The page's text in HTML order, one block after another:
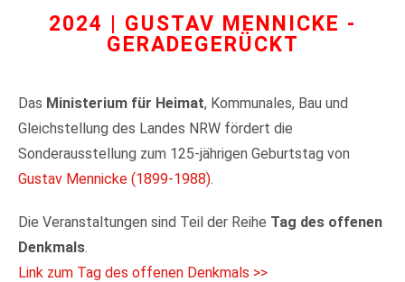
2024 | GUSTAV MENNICKE -
GERADEGERÜCKT
Das Ministerium für Heimat, Kommunales, Bau und
Gleichstellung des Landes NRW fördert die
Sonderausstellung zum 125-jährigen Geburtstag von
Gustav Mennicke (1899-1988).
Die Veranstaltungen sind Teil der Reihe Tag des offenen
Denkmals.
Link zum Tag des offenen Denkmals >>